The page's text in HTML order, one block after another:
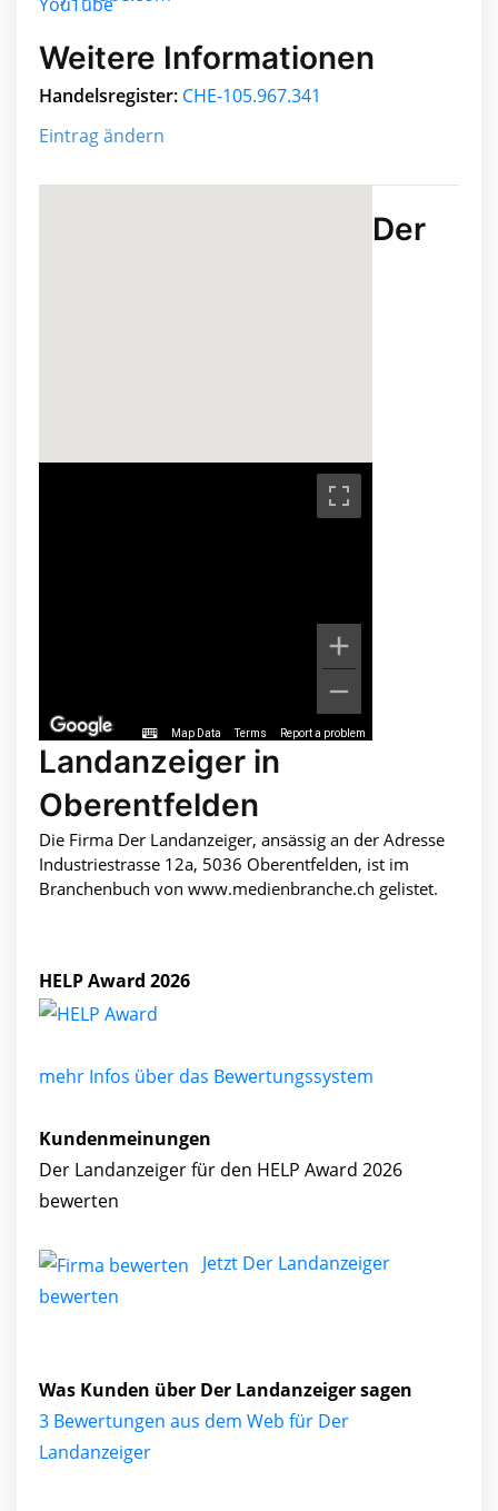
Weitere Informationen
Handelsregister: CHE-105.967.341
Eintrag ändern
Map Data Terms Report a problem
Der
Landanzeiger in
Oberentfelden
Die Firma Der Landanzeiger, ansässig an der Adresse
Industriestrasse 12a, 5036 Oberentfelden, ist im
Branchenbuch von www.medienbranche.ch gelistet.
HELP Award 2026
mehr Infos über das Bewertungssystem
Kundenmeinungen
Der Landanzeiger für den HELP Award 2026
bewerten
Jetzt Der Landanzeiger
bewerten
Was Kunden über Der Landanzeiger sagen
3 Bewertungen aus dem Web für Der
Landanzeiger